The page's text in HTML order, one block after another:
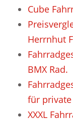
Cube
Herrnhut
BMX Rad.
für
XXXL